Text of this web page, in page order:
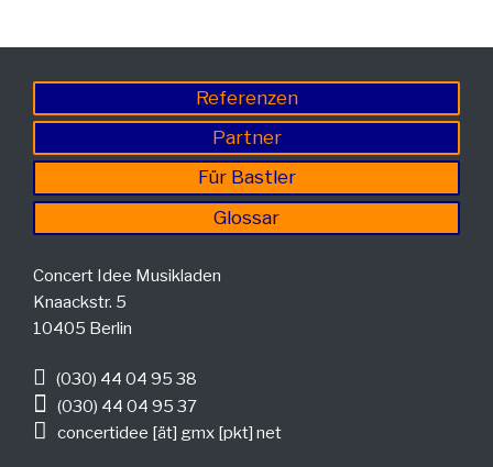
Referenzen
Partner
Für Bastler
Glossar
Concert Idee Musikladen
Knaackstr. 5
10405 Berlin
(030) 44 04 95 38
(030) 44 04 95 37
concertidee [ät] gmx [pkt] net